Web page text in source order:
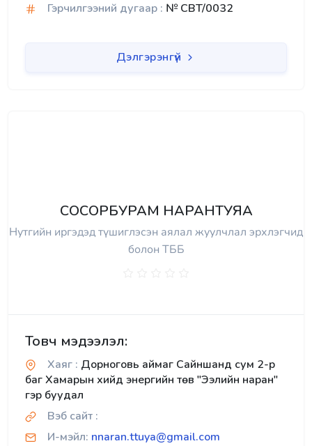
Гэрчилгээний дугаар : № CBT/0032
Дэлгэрэнгүй
СОСОРБУРАМ НАРАНТУЯА
Нутгийн иргэдэд түшиглэсэн аялал жуулчлал эрхлэгчид
болон ТББ
Товч мэдээлэл:
Хаяг : Дорноговь аймаг Сайншанд сум 2-р
баг Хамарын хийд энергийн төв "Ээлийн наран"
гэр буудал
Вэб сайт :
И-мэйл: nnaran.ttuya@gmail.com